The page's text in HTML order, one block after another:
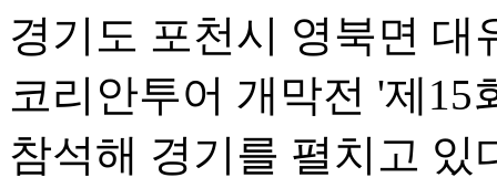
경기도 포천시 영북면 대
코리안투어 개막전 '제15
참석해 경기를 펼치고 있